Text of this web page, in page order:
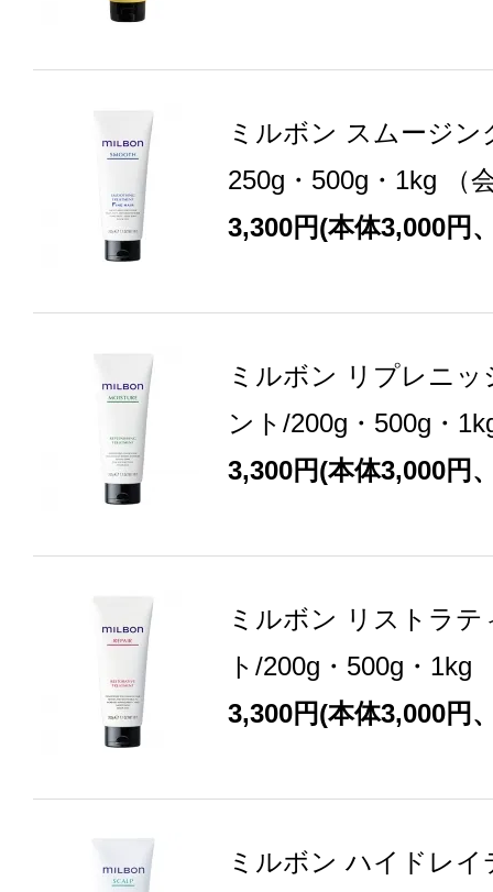
ミルボン スムージ
250g・500g・1kg （
3,300円(本体3,000円
ミルボン リプレニ
ント/200g・500g・
3,300円(本体3,000円
ミルボン リストラ
ト/200g・500g・1kg
3,300円(本体3,000円
ミルボン ハイドレ